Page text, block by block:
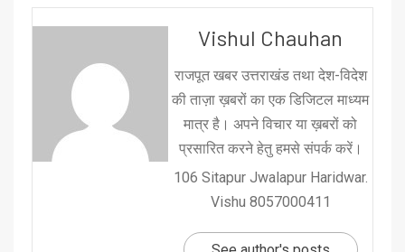
Vishul Chauhan
राजपूत खबर उत्तराखंड तथा देश-विदेश
की ताज़ा ख़बरों का एक डिजिटल माध्यम
मात्र है। अपने विचार या ख़बरों को
प्रसारित करने हेतु हमसे संपर्क करें।
106 Sitapur Jwalapur Haridwar.
Vishu 8057000411